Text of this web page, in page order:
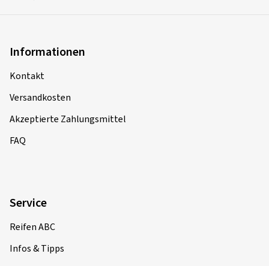
Informationen
Kontakt
Versandkosten
Akzeptierte Zahlungsmittel
FAQ
Service
Reifen ABC
Infos & Tipps